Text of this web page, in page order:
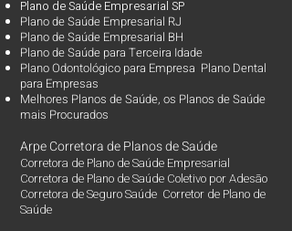
Plano de Saúde Empresarial SP
Plano de Saúde Empresarial RJ
Plano de Saúde Empresarial BH
Plano de Saúde para Terceira Idade
Plano Odontológico para Empresa Plano Dental
para Empresas
Melhores Planos de Saúde, os Planos de Saúde
mais Procurados​
Arpe Corretora de Planos de Saúde
Corretora de Plano de Saúde Empresarial
Corretora de Plano de Saúde Coletivo por Adesão
Corretora de Seguro Saúde Corretor de Plano de
Saúde